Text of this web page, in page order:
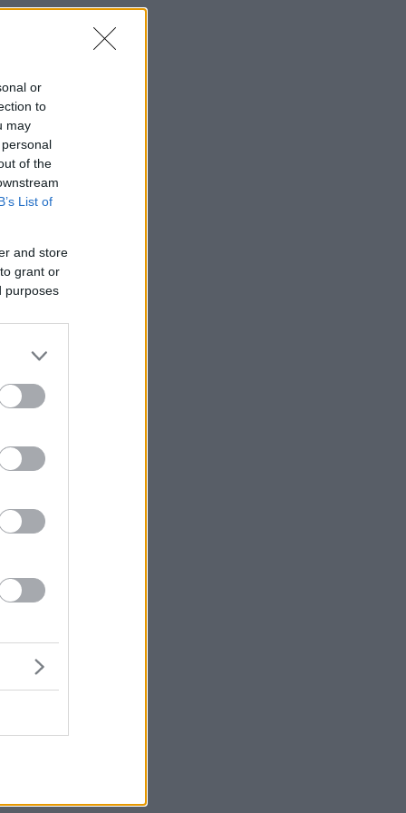
or
to
may
of the
List of
and store
grant or
purposes